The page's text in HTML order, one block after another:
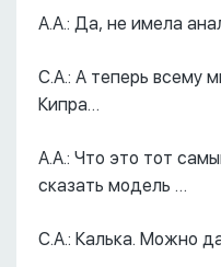
А.А.: Да, не имела
С.А.: А теперь всему
Кипра…
А.А.: Что это тот
сказать модель …
С.А.: Калька. Можно